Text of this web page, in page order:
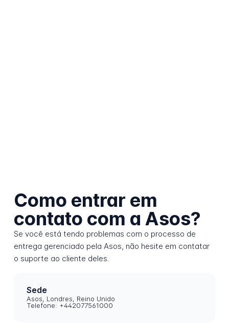
Como entrar em
contato com a Asos?
Se você está tendo problemas com o processo de
entrega gerenciado pela Asos, não hesite em contatar
o suporte ao cliente deles.
Sede
Asos, Londres, Reino Unido
Telefone: +442077561000